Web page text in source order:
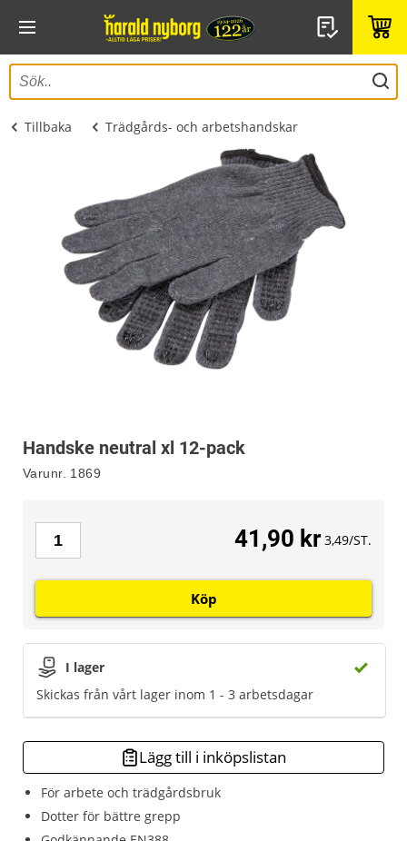
Tillbaka Trädgårds- och arbetshandskar
Handske neutral xl 12-pack
Varunr. 1869
För arbete och trädgårdsbruk
Dotter för bättre grepp
I lager
Skickas från vårt lager inom 1 - 3 arbetsdagar
41,90 kr 3,49/ST.
Köp
Lägg till i inköpslistan